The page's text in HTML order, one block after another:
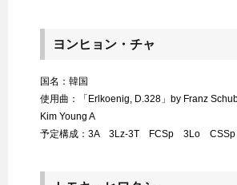
ヨンヒョン・チャ
国名：韓国
使用曲：「Erlkoenig, D.328」by Franz
Kim Young A
予定構成：3A 3Lz-3T FCSp 3Lo